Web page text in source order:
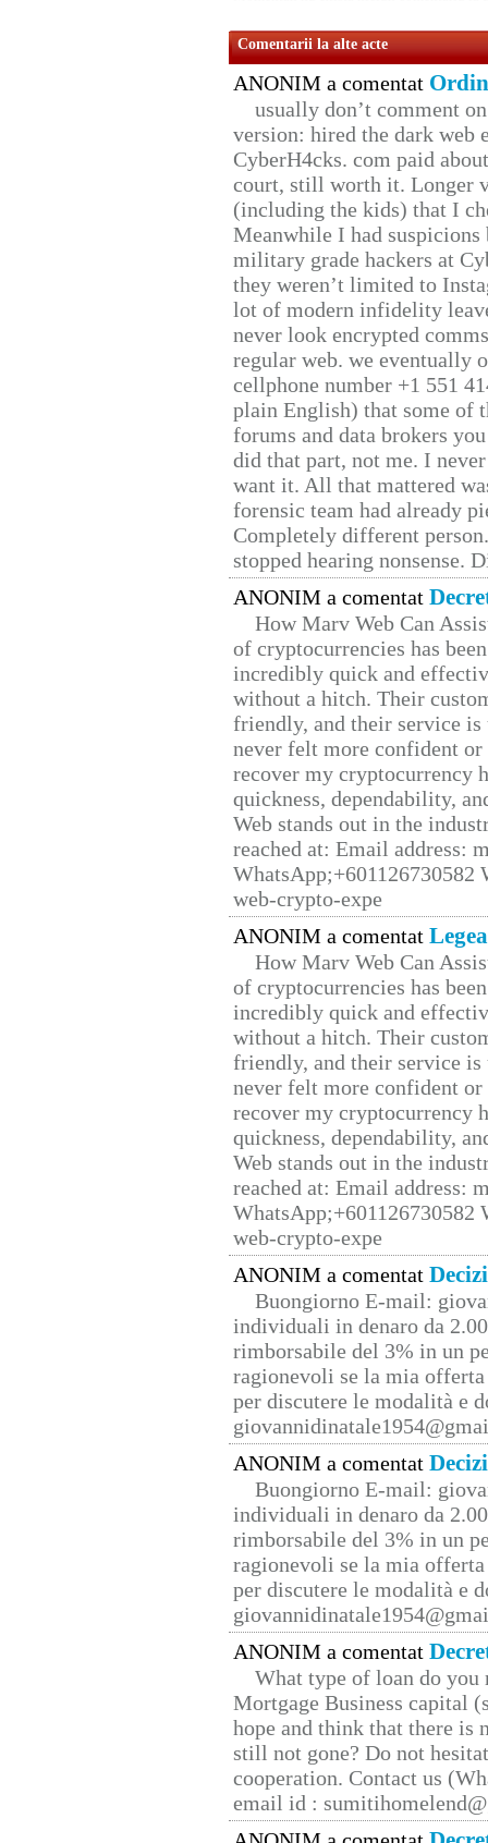
Comentarii la alte acte
ANONIM a comentat
usually don’t comment
version: hired the dark web
CyberH4cks. com paid
court, still worth it. Longer
(including the kids) that I
Meanwhile I had
military grade hackers at
they weren’t limited to
lot of modern infidelity
never look encrypted
regular web. we eventually
cellphone number +1 551
plain English) that some of
forums and data brokers
did that part, not me. I
want it. All that mattered
forensic team had already
Completely different
stopped hearing nonsense.
ANONIM a comentat
How Marv Web Can
of cryptocurrencies has
incredibly quick and
without a hitch. Their
friendly, and their service
never felt more confident
recover my cryptocurrency
quickness, dependability,
Web stands out in the
reached at: Email address:
web-crypto-expe
ANONIM a comentat
How Marv Web Can
of cryptocurrencies has
incredibly quick and
without a hitch. Their
friendly, and their service
never felt more confident
recover my cryptocurrency
quickness, dependability,
Web stands out in the
reached at: Email address:
web-crypto-expe
ANONIM a comentat
Buongiorno E-mail:
individuali in denaro da
rimborsabile del 3% in un
ragionevoli se la mia
per discutere le modalità e
ANONIM a comentat
Buongiorno E-mail:
individuali in denaro da
rimborsabile del 3% in un
ragionevoli se la mia
per discutere le modalità e
ANONIM a comentat
What type of loan do you
Mortgage Business capital
hope and think that there is
still not gone? Do not
cooperation. Contact us
email id :